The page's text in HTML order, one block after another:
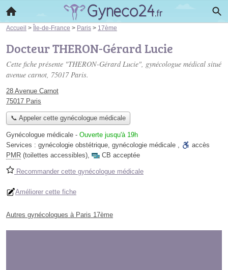
Accueil > Île-de-France > Paris > 17ème
Docteur THERON-Gérard Lucie
Cette fiche présente "THERON-Gérard Lucie", gynécologue médical situé
avenue carnot, 75017 Paris.
28 Avenue Carnot
75017 Paris
📞 Appeler cette gynécologue médicale
Gynécologue médicale - Ouverte jusqu'à 19h
Services : gynécologie obstétrique, gynécologie médicale ,
accès
PMR (toilettes accessibles), CB acceptée
Recommander cette gynécologue médicale
Améliorer cette fiche
Autres gynécologues à Paris 17ème